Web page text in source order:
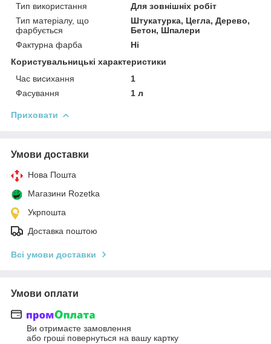
Тип використання
Для зовнішніх робіт
Тип матеріалу, що
фарбується
Штукатурка, Цегла, Дерево,
Бетон, Шпалери
Фактурна фарба
Ні
Користувальницькі характеристики
Час висихання
1
Фасування
1 л
Приховати
Умови доставки
Нова Пошта
Магазини Rozetka
Укрпошта
Доставка поштою
Всі умови доставки
Умови оплати
Ви отримаєте замовлення
або гроші повернуться на вашу картку